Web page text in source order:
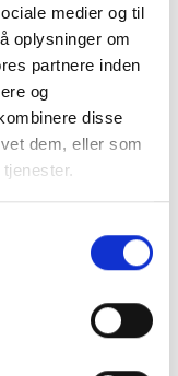
medier og til
oplysninger om
partnere inden
og
disse
dem, eller som
og vores øvrige